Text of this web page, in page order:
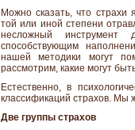
Можно сказать, что
той или иной степени
несложный
способствующим
нашей методики могут
рассмотрим, какие могут
Естественно, в
классификаций страхов. Мы
Две группы страхов